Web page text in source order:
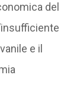
del
e il